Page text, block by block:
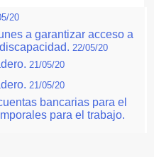
20
a garantizar acceso a
22/05/20
21/05/20
21/05/20
bancarias para el
para el trabajo.